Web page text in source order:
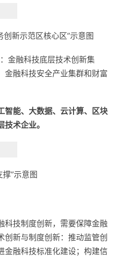
新示范区核心区”示意图
金融科技底层技术创新集
金融科技安全产业集群和财富
智能、大数据、云计算、区块
术企业。
撑”示意图
科技制度创新，需要保障金融
新与制度创新：推动监管创
金融科技标准化建设；构建信